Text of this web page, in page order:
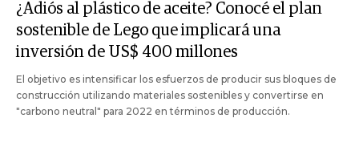
¿Adiós al plástico de aceite? Conocé el plan
sostenible de Lego que implicará una
inversión de US$ 400 millones
El objetivo es intensificar los esfuerzos de producir sus bloques de
construcción utilizando materiales sostenibles y convertirse en
"carbono neutral" para 2022 en términos de producción.